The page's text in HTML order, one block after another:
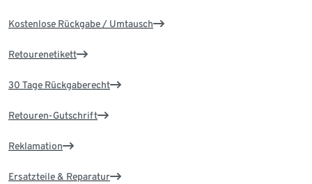
Kostenlose Rückgabe / Umtausch
Retourenetikett
30 Tage Rückgaberecht
Retouren-Gutschrift
Reklamation
Ersatzteile & Reparatur